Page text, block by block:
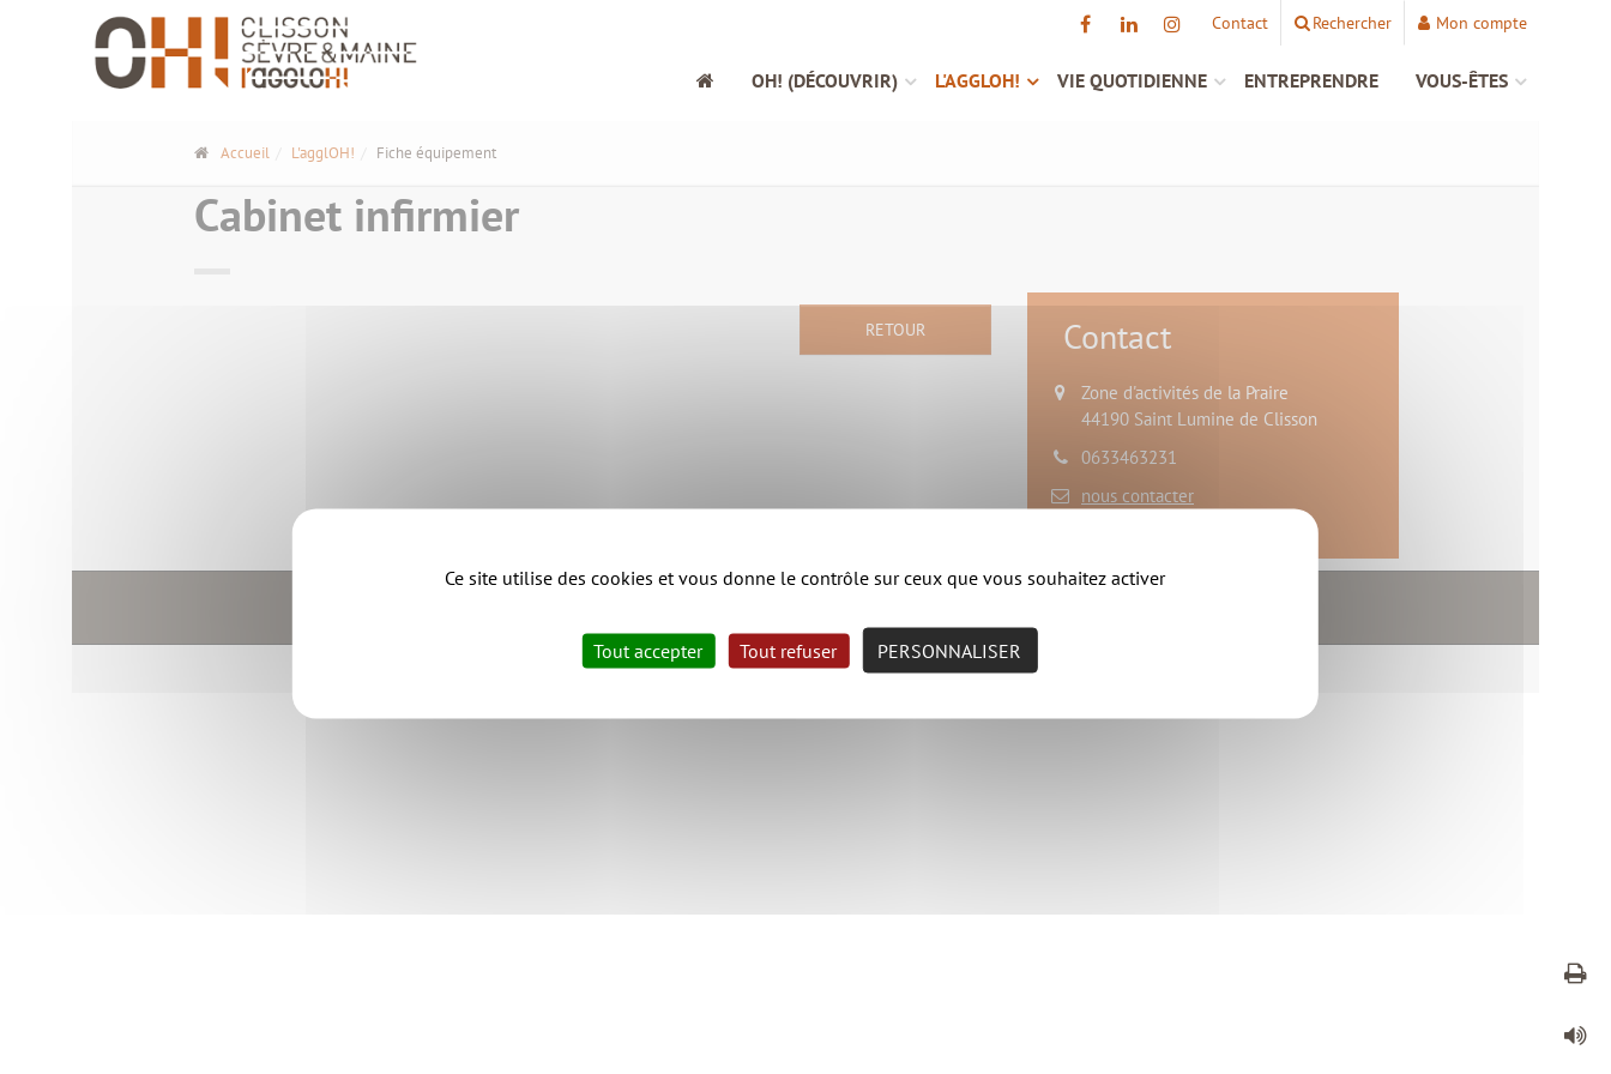
Contact Rechercher Mon compte
OH! (DÉCOUVRIR) L'AGGLOH! VIE QUOTIDIENNE ENTREPRENDRE VOUS-ÊTES
Accueil L'agglOH! Fiche équipement
Cabinet infirmier
RETOUR Contact
Zone d'activités de la Praire
44190 Saint Lumine de Clisson
0633463231
nous contacter
Panneau de gestion des cookies
Ce site utilise des cookies et vous donne le contrôle sur ceux que vous souhaitez activer
Tout accepter Tout refuser PERSONNALISER